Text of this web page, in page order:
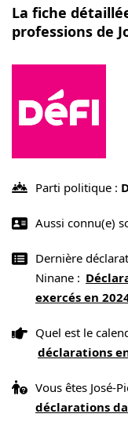
La fiche
professions de
Parti politique :
Aussi connu(e)
Dernière
Ninane :
exercés en
Quel est le
déclarations
Vous êtes José-
déclarations